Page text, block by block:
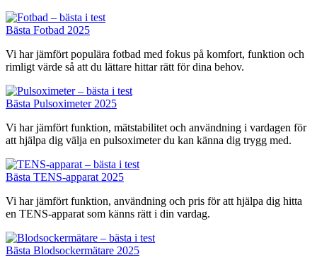
Bästa Fotbad 2025
Vi har jämfört populära fotbad med fokus på komfort, funktion och
rimligt värde så att du lättare hittar rätt för dina behov.
Bästa Pulsoximeter 2025
Vi har jämfört funktion, mätstabilitet och användning i vardagen för
att hjälpa dig välja en pulsoximeter du kan känna dig trygg med.
Bästa TENS-apparat 2025
Vi har jämfört funktion, användning och pris för att hjälpa dig hitta
en TENS-apparat som känns rätt i din vardag.
Bästa Blodsockermätare 2025